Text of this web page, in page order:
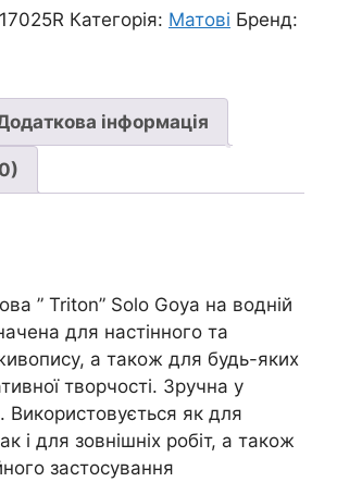
Категорія: Матові Бренд:
інформація
” Triton” Solo Goya на водній
для настінного та
а також для будь-яких
творчості. Зручна у
Використовується як для
і для зовнішніх робіт, а також
застосування